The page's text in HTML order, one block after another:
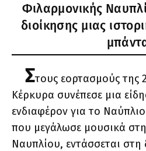
Φιλαρμονικής
διοίκησης μιας
Στους εορτασμούς της
Κέρκυρα συνέπεσε μια
ενδιαφέρον για το
που μεγάλωσε μουσικά
Ναυπλίου, εντάσσεται στη